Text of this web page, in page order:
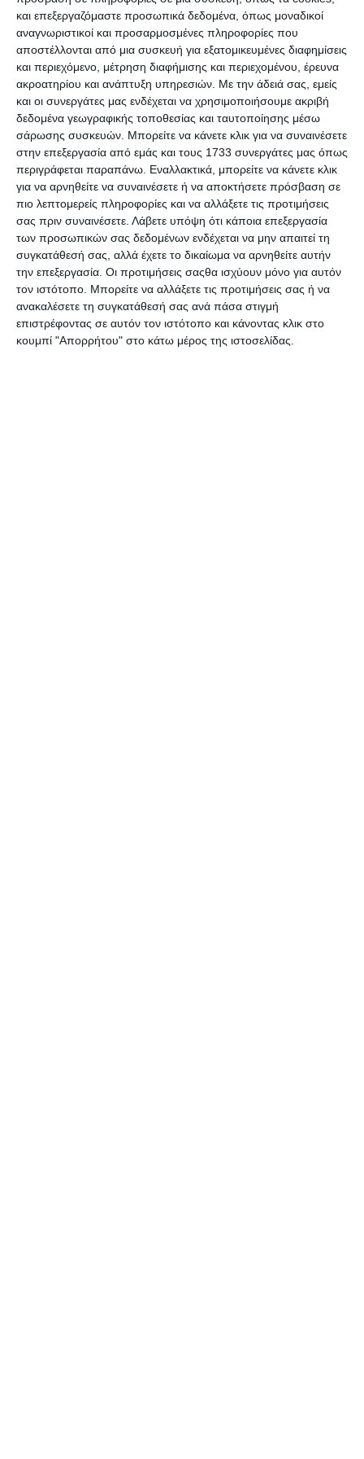
και επεξεργαζόμαστε προσωπικά δεδομένα, όπως μοναδικοί
αναγνωριστικοί και προσαρμοσμένες πληροφορίες που
αποστέλλονται από μια συσκευή για εξατομικευμένες διαφημίσεις
και περιεχόμενο, μέτρηση διαφήμισης και περιεχομένου, έρευνα
ακροατηρίου και ανάπτυξη υπηρεσιών. Με την άδειά σας, εμείς
και οι συνεργάτες μας ενδέχεται να χρησιμοποιήσουμε ακριβή
δεδομένα γεωγραφικής τοποθεσίας και ταυτοποίησης μέσω
σάρωσης συσκευών. Μπορείτε να κάνετε κλικ για να συναινέσετε
στην επεξεργασία από εμάς και τους 1733 συνεργάτες μας όπως
περιγράφεται παραπάνω. Εναλλακτικά, μπορείτε να κάνετε κλικ
για να αρνηθείτε να συναινέσετε ή να αποκτήσετε πρόσβαση σε
πιο λεπτομερείς πληροφορίες και να αλλάξετε τις προτιμήσεις
σας πριν συναινέσετε. Λάβετε υπόψη ότι κάποια επεξεργασία
των προσωπικών σας δεδομένων ενδέχεται να μην απαιτεί τη
συγκατάθεσή σας, αλλά έχετε το δικαίωμα να αρνηθείτε αυτήν
την επεξεργασία. Οι προτιμήσεις σαςθα ισχύουν μόνο για αυτόν
τον ιστότοπο. Μπορείτε να αλλάξετε τις προτιμήσεις σας ή να
ανακαλέσετε τη συγκατάθεσή σας ανά πάσα στιγμή
επιστρέφοντας σε αυτόν τον ιστότοπο και κάνοντας κλικ στο
κουμπί "Απορρήτου" στο κάτω μέρος της ιστοσελίδας.
Γυμναστήρια & Χώρους Fitness
7 Απριλίου 2025
QUIZ: 7 Ερωτήσεις για
Προγραμματιστές